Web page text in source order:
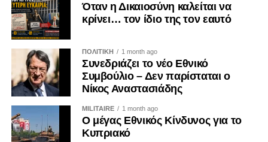
πατρογονικές τους εστίες. Οι οικογένειες των
αγνοουμένων συνεχίζουν να αναζητούν απαντήσεις. Οι
εγκλωβισμένοι εξακολουθούν να δοκιμάζονται. Η κατοχή
δεν ανήκει στο παρελθόν· είναι μια καθημερινή
πραγματικότητα.
Γι’ αυτό η ενίσχυση των παράνομων καζίνων στα
κατεχόμενα δεν μπορεί να θεωρείται μια αθώα
προσωπική επιλογή. Είναι μια πράξη με πολιτικές,
οικονομικές και εθνικές προεκτάσεις. Και ως τέτοια οφείλει
Όταν η Δικαιοσύνη καλείται να
κρίνει… τον ίδιο της τον εαυτό
ΠΟΛΙΤΙΚΗ 1 month ago
Συνεδριάζει το νέο Εθνικό
Συμβούλιο – Δεν παρίσταται ο
Νίκος Αναστασιάδης
MILITAIRE 1 month ago
Ο μέγας Εθνικός Κίνδυνος για το
Κυπριακό